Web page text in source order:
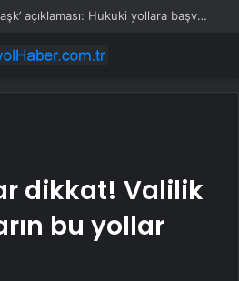
Ece Erken’den ‘yasak aşk’ açıklaması: Hukuki yollara başvuruyor
dikkat! Valilik
bu yollar